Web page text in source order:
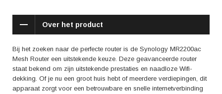
betrouwbaarheid van de Synology MR2200ac vaak genoemd. Veel
deze router biedt. Daarnaast wordt de eenvoudige installatie en het
gebruiksgemak van de SRM software geprezen. Gebruikers waarderen
ook de beveiligingsfuncties, waardoor ze met een gerust hart online
kunnen surfen.
Over het product
Bij het zoeken naar de perfecte router is de Synology MR2200ac
Mesh Router een uitstekende keuze. Deze geavanceerde router
staat bekend om zijn uitstekende prestaties en naadloze Wifi-
dekking. Of je nu een groot huis hebt of meerdere verdiepingen, dit
apparaat zorgt voor een betrouwbare en snelle internetverbinding